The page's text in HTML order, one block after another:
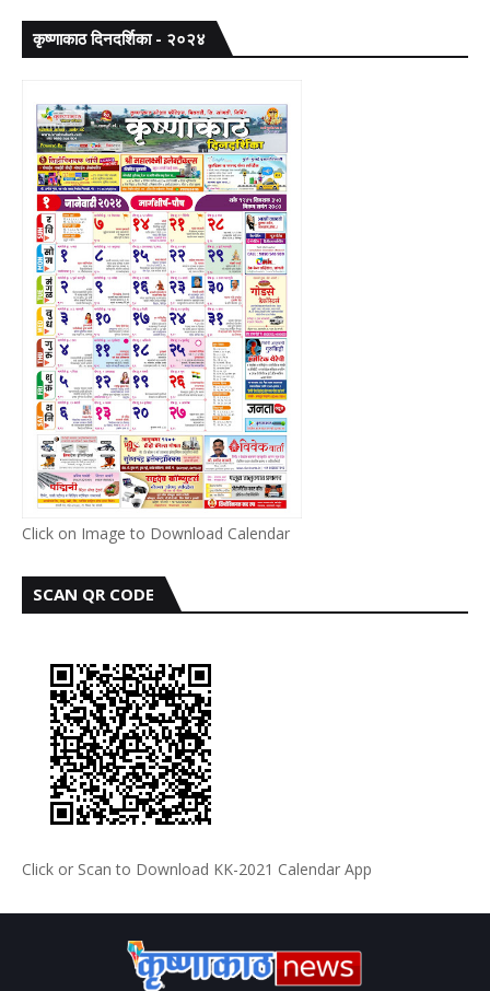
कृष्णाकाठ दिनदर्शिका - २०२४
Click on Image to Download Calendar
SCAN QR CODE
Click or Scan to Download KK-2021 Calendar App